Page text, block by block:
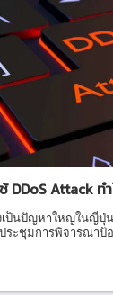
Attack ท
เป็นปัญหาใหญ่ในญี่ปุ่
ระชุมการพิจารณาป้